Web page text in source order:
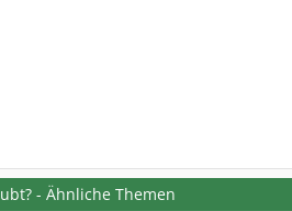
- Ähnliche Themen